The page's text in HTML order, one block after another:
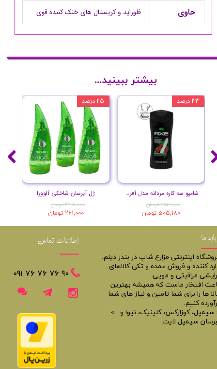
حاوی فلوراید و کریستال های خنک کننده قوی
ژل آبرسان شاخکی آلوورا
۳۴۸,۰۰۰ تومان
۲۶۱,۰۰۰ تومان
۲۵ درصد
شامپو سه کاره مردانه مدل آفریقا حجم 400 میل
۷۵۴,۰۰۰ تومان
۵۰۵,۱۸۰ تومان
۳۳ درصد
بیشتر ببینید...
ما
اینترنتی مزارع شاپ در بندر دیلم.
کننده و فروش عمده و تکی کالاهای
مراقبتی و مویی.
افتخار ماست که همیشه بهترین
ها را برای شما تامین و نیاز های شما
کنیم.
سیمپل، کوزارکس، کلینیک، نیوا و...»
سیمپل لایت
اطلاعات تماس
​​٩٠ ٧۶ ٧۶ ٧۶ ٠٩١